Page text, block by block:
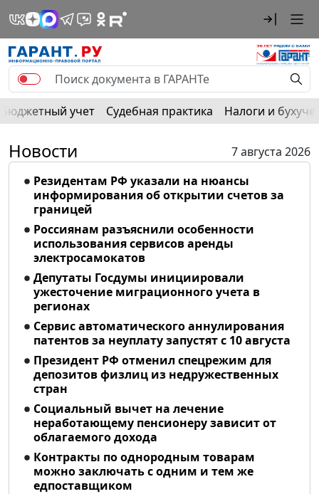
Бюджетный учет Судебная практика Налоги и
Новости
7 августа 2026
Резидентам РФ указали на нюансы
информирования об открытии счетов за
границей
Россиянам разъяснили особенности
использования сервисов аренды
электросамокатов
Депутаты Госдумы инициировали
ужесточение миграционного учета в
регионах
Сервис автоматического аннулирования
патентов за неуплату запустят с 10 августа
Президент РФ отменил спецрежим для
депозитов физлиц из недружественных
стран
Социальный вычет на лечение
неработающему пенсионеру зависит от
облагаемого дохода
Контракты по однородным товарам
можно заключать с одним и тем же
едпоставщиком